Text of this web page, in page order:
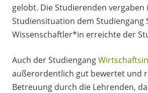
gelobt. Die Studierenden
Studiensituation dem Studiengang
Wissenschaftler*in erreichte der
Auch der Studiengang
außerordentlich gut bewertet und
Betreuung durch die Lehrenden,